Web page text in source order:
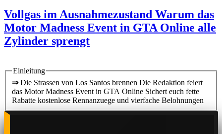
Vollgas im Ausnahmezustand Warum das
Motor Madness Event in GTA Online alle
Zylinder sprengt
Einleitung
⇒Die Strassen von Los Santos brennen Die Redaktion feiert
das Motor Madness Event in GTA Online Sichert euch fette
Rabatte kostenlose Rennanzuege und vierfache Belohnungen